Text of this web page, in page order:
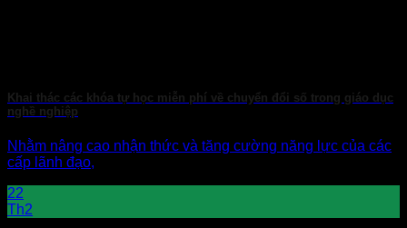
Khai thác các khóa tự học miễn phí về chuyển đổi số trong giáo dục
nghề nghiệp
Nhằm nâng cao nhận thức và tăng cường năng lực của các
cấp lãnh đạo,
22
Th2